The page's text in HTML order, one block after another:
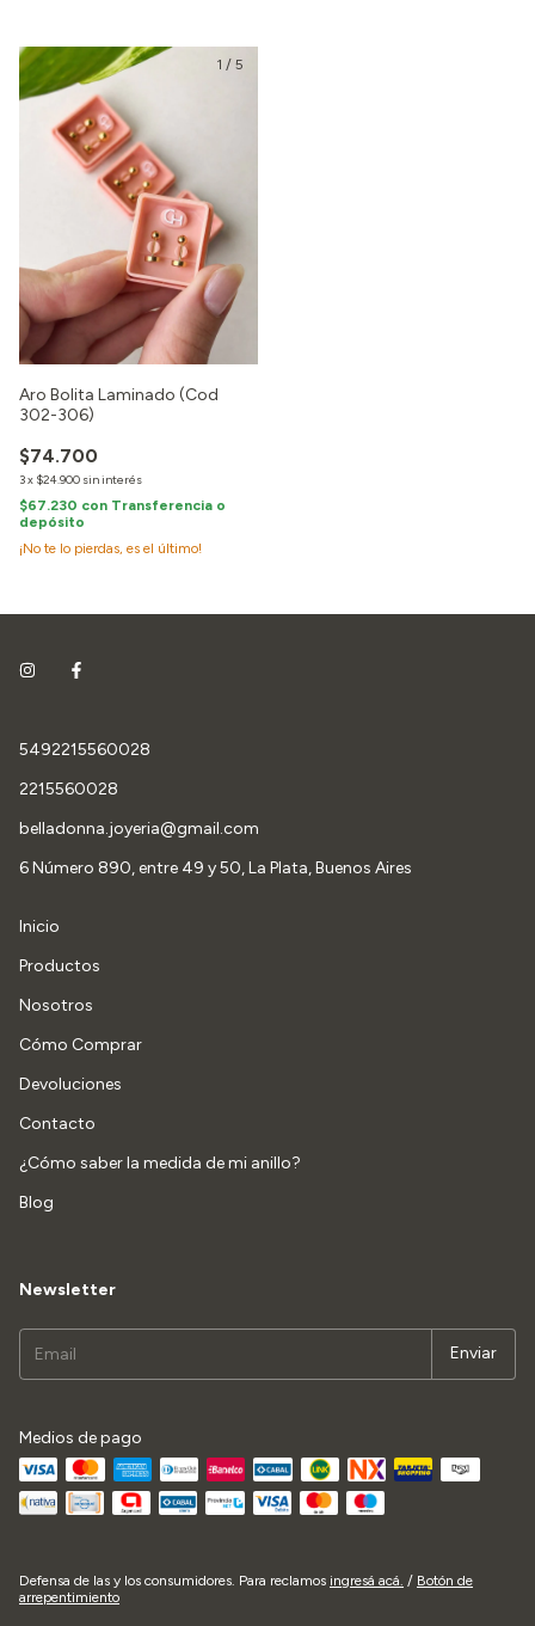
1 / 5
Aro Bolita Laminado (Cod
302-306)
$74.700
3x $24.900 sin interés
$67.230 con Transferencia o
depósito
¡No te lo pierdas, es el último!
5492215560028
2215560028
belladonna.joyeria@gmail.com
6 Número 890, entre 49 y 50, La Plata, Buenos Aires
Inicio
Productos
Nosotros
Cómo Comprar
Devoluciones
Contacto
¿Cómo saber la medida de mi anillo?
Blog
Newsletter
Medios de pago
Defensa de las y los consumidores. Para reclamos ingresá acá. / Botón de
arrepentimiento